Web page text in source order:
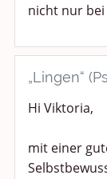
nicht nur
„Lingen“
Hi Viktoria,
mit einer